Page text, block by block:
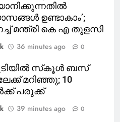
ഉണ്ടാകാം’;
മന്ത്രി കെ എ തുളസി
36 minutes ago 0
സ്‌കൂള്‍ ബസ്
മറിഞ്ഞു; 10
പരുക്ക്
39 minutes ago 0